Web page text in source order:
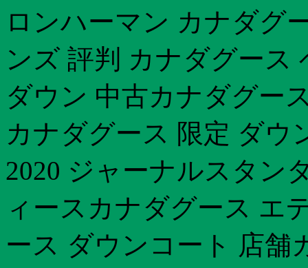
ロンハーマン カナダグ
ンズ 評判 カナダグース
ダウン 中古カナダグー
カナダグース 限定 ダ
2020 ジャーナルスタン
ィースカナダグース エ
ース ダウンコート 店舗